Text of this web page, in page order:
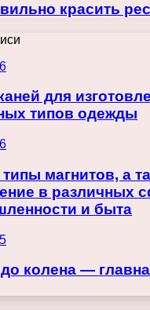
красить
для
типов одежды
магнитов, а
в различных
и быта
колена —